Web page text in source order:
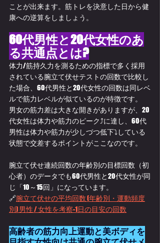
ことが出来ます。筋トレを決意した日から健
康への逆算をしましょう。
60代男性と20代女性のあ
る共通点とは?
体力/筋持久力を測るための指標で多く採用
されている腕立て伏せテストの回数で比較し
た場合、60代男性と20代女性の回数は同レベ
ルで筋力レベルが似ているのが特徴です。
男女の筋力差は大きな開きがありますが、20
代女性は体力や筋力のピーク⤴に達し、60代
男性は体力や筋力が少しづつ低下⤵している
状態で交差するポイントがここなのです。
腕立て伏せ連続回数の年齢別の目標回数（初
心者）のデータでも60代男性と20代女性が同
じ「10～15回」になっています。
🔗腕立て伏せの平均回数 (年齢別・運動頻度
別) 男性 / 女性を考察-1日の目安の回数
高齢者の筋力向上運動と美ボディを